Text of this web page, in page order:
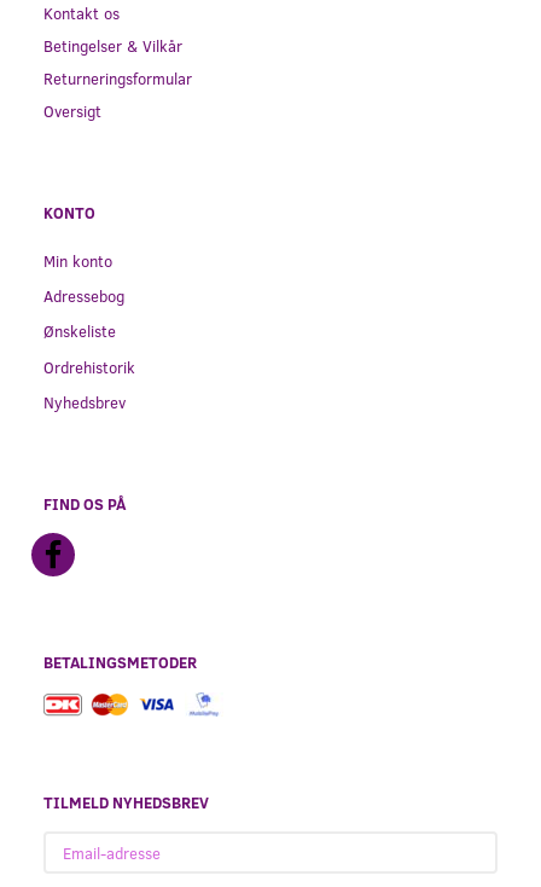
Kontakt os
Betingelser & Vilkår
Returneringsformular
Oversigt
KONTO
Min konto
Adressebog
Ønskeliste
Ordrehistorik
Nyhedsbrev
FIND OS PÅ
BETALINGSMETODER
TILMELD NYHEDSBREV
adresse